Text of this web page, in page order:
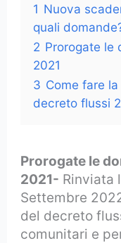
1 Nuova
quali
2 Prorogate le
2021
3 Come fare
decreto flussi
Prorogate le
2021- Rinviata
Settembre
del decreto
comunitari e